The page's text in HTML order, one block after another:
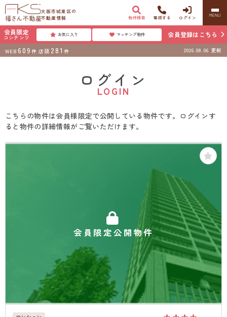
大阪市城東区の
不動産情報
物件検索 電話する ログイン MENU
会員限定
コンテンツ お気に入り マッチング物件 会員登録はこちら
WEB 609 件 店頭 281 件 2026.08.06 更新
ログイン
LOGIN
こちらの物件は会員様限定で公開している物件です。ログインす
ると物件の詳細情報がご覧いただけます。
会員限定公開物件